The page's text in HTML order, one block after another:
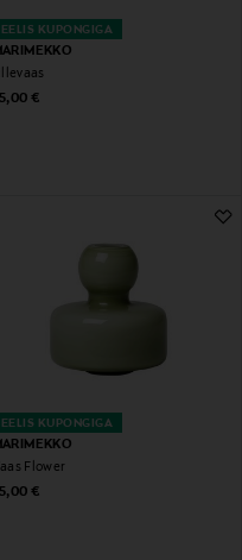
EELIS KUPONGIGA
Price
€
EELIS KUPONGIGA
Flower
Price
€